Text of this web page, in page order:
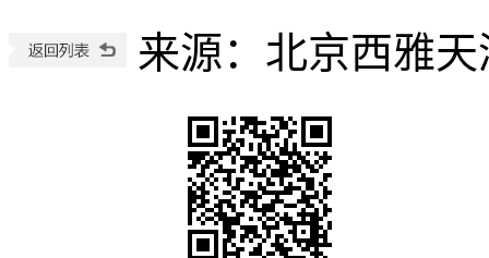
来源：北京西雅天